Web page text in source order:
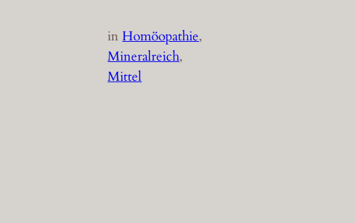
inHomöopathie
Mineralreich
Mittel